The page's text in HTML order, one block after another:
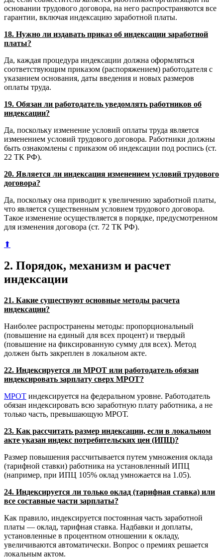
основании трудового договора, на него распространяются все
гарантии, включая индексацию заработной платы.
18. Нужно ли издавать приказ об индексации заработной
платы?
Да, каждая процедура индексации должна оформляться
соответствующим приказом (распоряжением) работодателя с
указанием основания, даты введения и новых размеров
оплаты труда.
19. Обязан ли работодатель уведомлять работников об
индексации?
Да, поскольку изменение условий оплаты труда является
изменением условий трудового договора. Работники должны
быть ознакомлены с приказом об индексации под роспись (ст.
22 ТК РФ).
20. Является ли индексация изменением условий трудового
договора?
Да, поскольку она приводит к увеличению заработной платы,
что является существенным условием трудового договора.
Такое изменение осуществляется в порядке, предусмотренном
для изменения договора (ст. 72 ТК РФ).
⬆
2. Порядок, механизм и расчет
индексации
21. Какие существуют основные методы расчета
индексации?
Наиболее распространены методы: пропорциональный
(повышение на единый для всех процент) и твердый
(повышение на фиксированную сумму для всех). Метод
должен быть закреплен в локальном акте.
22. Индексируется ли МРОТ или работодатель обязан
индексировать зарплату сверх МРОТ?
МРОТ индексируется на федеральном уровне. Работодатель
обязан индексировать всю заработную плату работника, а не
только часть, превышающую МРОТ.
23. Как рассчитать размер индексации, если в локальном
акте указан индекс потребительских цен (ИПЦ)?
Размер повышения рассчитывается путем умножения оклада
(тарифной ставки) работника на установленный ИПЦ
(например, при ИПЦ 105% оклад умножается на 1.05).
24. Индексируется ли только оклад (тарифная ставка) или
все составные части зарплаты?
Как правило, индексируется постоянная часть заработной
платы — оклад, тарифная ставка. Надбавки и доплаты,
установленные в процентном отношении к окладу,
увеличиваются автоматически. Вопрос о премиях решается
локальным актом.